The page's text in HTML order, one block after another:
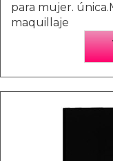
para mujer.
maquillaje